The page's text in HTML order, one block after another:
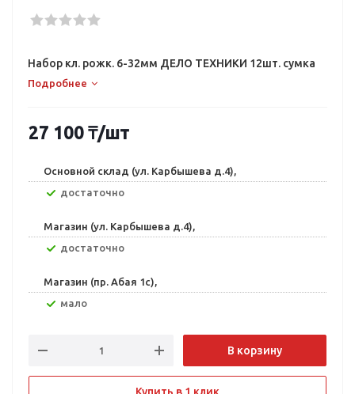
Набор кл. рожк. 6-32мм ДЕЛО ТЕХНИКИ 12шт. сумка
Подробнее
27 100 ₸/шт
Основной склад (ул. Карбышева д.4),
Достаточно
Магазин (ул. Карбышева д.4),
Достаточно
Магазин (пр. Абая 1с),
Мало
В корзину